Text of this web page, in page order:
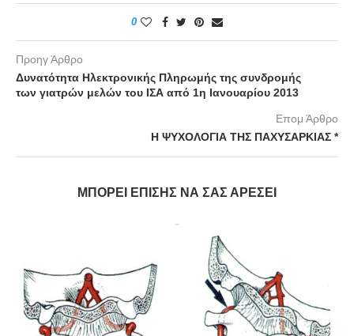
0
Προηγ Άρθρο
Δυνατότητα Ηλεκτρονικής Πληρωμής της συνδρομής
των γιατρών μελών του ΙΣΑ από 1η Ιανουαρίου 2013
Επομ Άρθρο
Η ΨΥΧΟΛΟΓΙΑ ΤΗΣ ΠΑΧΥΣΑΡΚΙΑΣ *
ΜΠΟΡΕΊ ΕΠΊΣΗΣ ΝΑ ΣΑΣ ΑΡΈΣΕΙ